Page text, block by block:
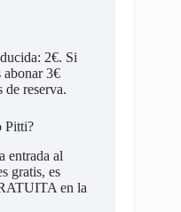
2€. Si
abonar 3€
de reserva.
Pitti?
entrada al
gratis, es
en la